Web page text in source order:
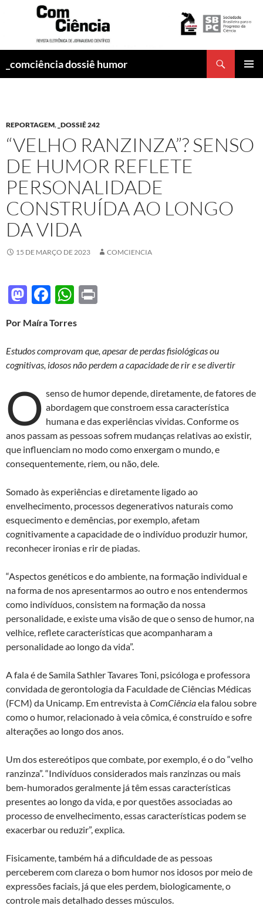
_comciência dossiê humor
REPORTAGEM, _DOSSIÊ 242
“VELHO RANZINZA”? SENSO
DE HUMOR REFLETE
PERSONALIDADE
CONSTRUÍDA AO LONGO
DA VIDA
15 DE MARÇO DE 2023 COMCIENCIA
M
to
d
o
n
F
e
b
o
o
k
W
at
s
A
p
p
Por Maíra Torres
Estudos comprovam que, apesar de perdas fisiológicas ou
cognitivas, idosos não perdem a capacidade de rir e se divertir
O senso de humor depende, diretamente, de fatores de
abordagem que constroem essa característica
humana e das experiências vividas. Conforme os
anos passam as pessoas sofrem mudanças relativas ao existir,
que influenciam no modo como enxergam o mundo, e
consequentemente, riem, ou não, dele.
Somado às experiências e diretamente ligado ao
envelhecimento, processos degenerativos naturais como
esquecimento e demências, por exemplo, afetam
cognitivamente a capacidade de o indivíduo produzir humor,
reconhecer ironias e rir de piadas.
“Aspectos genéticos e do ambiente, na formação individual e
na forma de nos apresentarmos ao outro e nos entendermos
como indivíduos, consistem na formação da nossa
personalidade, e existe uma visão de que o senso de humor, na
velhice, reflete características que acompanharam a
personalidade ao longo da vida”.
A fala é de Samila Sathler Tavares Toni, psicóloga e professora
convidada de gerontologia da Faculdade de Ciências Médicas
(FCM) da Unicamp. Em entrevista àComCiênciaela falou sobre
como o humor, relacionado à veia cômica, é construído e sofre
alterações ao longo dos anos.
Um dos estereótipos que combate, por exemplo, é o do “velho
ranzinza”. “Indivíduos considerados mais ranzinzas ou mais
bem-humorados geralmente já têm essas características
presentes ao longo da vida, e por questões associadas ao
processo de envelhecimento, essas características podem se
exacerbar ou reduzir”, explica.
Fisicamente, também há a dificuldade de as pessoas
perceberem com clareza o bom humor nos idosos por meio de
expressões faciais, já que eles perdem, biologicamente, o
controle mais detalhado desses músculos.